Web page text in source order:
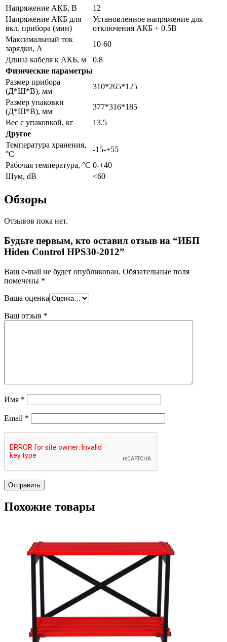
Напряжение АКБ, В
12
Напряжение АКБ для
вкл. прибора (мин)
Установленное напряжение для
отключения АКБ + 0.5В
Максимальный ток
зарядки, А
10-60
Длина кабеля к АКБ, м
0.8
Физические параметры
Размер прибора
(Д*Ш*В), мм
310*265*125
Размер упаковки
(Д*Ш*В), мм
377*316*185
Вес с упаковкой, кг
13.5
Другое
Температура хранения,
°C
-15-+55
Рабочая температура, °C 0-+40
Шум, dB
<60
Обзоры
Отзывов пока нет.
Будьте первым, кто оставил отзыв на “ИБП
Hiden Control HPS30-2012”
Ваш e-mail не будет опубликован. Обязательные поля
помечены *
Ваша оценка
Ваш отзыв *
Имя *
Email *
Похожие товары